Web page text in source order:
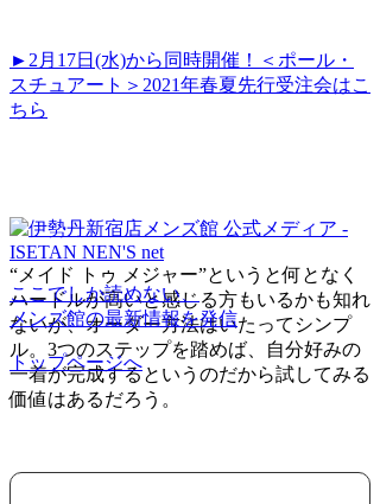
►2月17日(水)から同時開催！＜ポール・
スチュアート＞2021年春夏先行受注会はこ
ちら
“メイド トゥ メジャー”というと何となく
ハードルが高いと感じる方もいるかも知れ
ないが、オーダー方法はいたってシンプ
ル。3つのステップを踏めば、自分好みの
一着が完成するというのだから試してみる
価値はあるだろう。
ここでしか読めない、
メンズ館の最新情報を発信
トップページへ